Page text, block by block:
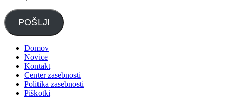
POŠLJI
Domov
Novice
Kontakt
Center zasebnosti
Politika zasebnosti
Piškotki